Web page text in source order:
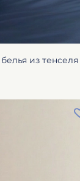
из тенселя